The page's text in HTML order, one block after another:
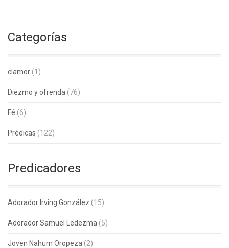
Categorías
clamor (1)
Diezmo y ofrenda (76)
Fé (6)
Prédicas (122)
Predicadores
Adorador Irving González (15)
Adorador Samuel Ledezma (5)
Joven Nahum Oropeza (2)